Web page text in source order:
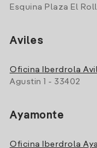
Esquina Plaza El
Aviles
Oficina Iberdrola
Agustin 1 - 33402
Ayamonte
Oficina Iberdrola